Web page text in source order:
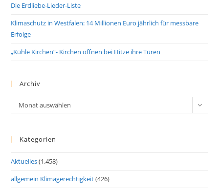
Die Erdliebe-Lieder-Liste
Klimaschutz in Westfalen: 14 Millionen Euro jährlich für messbare
Erfolge
„Kühle Kirchen“- Kirchen öffnen bei Hitze ihre Türen
Archiv
Archiv
Monat auswählen
Kategorien
Aktuelles(1.458)
allgemein Klimagerechtigkeit(426)